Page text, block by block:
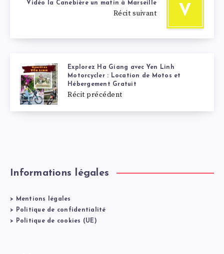
V
Vidéo la Canebière un matin à Marseille
Récit suivant
Explorez Ha Giang avec Yen Linh
Motorcycler : Location de Motos et
Hébergement Gratuit
Récit précédent
Informations légales
>
Mentions légales
>
Politique de confidentialité
>
Politique de cookies (UE)